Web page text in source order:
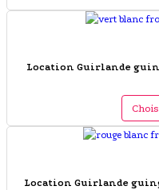
Location Guirlande
Location Guirlande